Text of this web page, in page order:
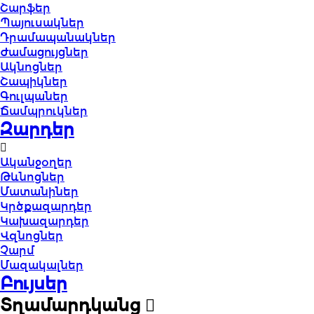
Շարֆեր
Պայուսակներ
Դրամապանակներ
Ժամացույցներ
Ակնոցներ
Շապիկներ
Գուլպաներ
Ճամպրուկներ
Զարդեր
Ականջօղեր
Թևնոցներ
Մատանիներ
Կրծքազարդեր
Կախազարդեր
Վզնոցներ
Չարմ
Մազակալներ
Բույսեր
Տղամարդկանց